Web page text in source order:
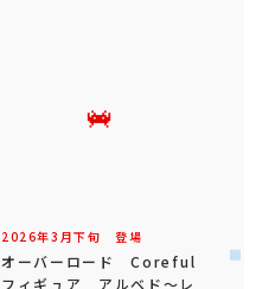
2026年3 月下旬 登場
オーバーロード Coreful
フィギュア アルベド～レ